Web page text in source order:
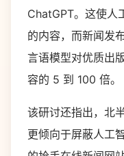
ChatGPT。这使人
的内容，而新闻发
言语模型对优质出
容的 5 到 100 倍。
该研讨还指出，北
更倾向于屏蔽人工